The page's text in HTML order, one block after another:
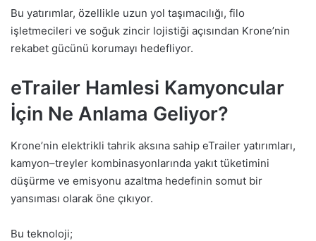
Bu yatırımlar, özellikle uzun yol taşımacılığı, filo
işletmecileri ve soğuk zincir lojistiği açısından Krone’nin
rekabet gücünü korumayı hedefliyor.
eTrailer Hamlesi Kamyoncular
İçin Ne Anlama Geliyor?
Krone’nin elektrikli tahrik aksına sahip eTrailer yatırımları,
kamyon–treyler kombinasyonlarında yakıt tüketimini
düşürme ve emisyonu azaltma hedefinin somut bir
yansıması olarak öne çıkıyor.
Bu teknoloji;